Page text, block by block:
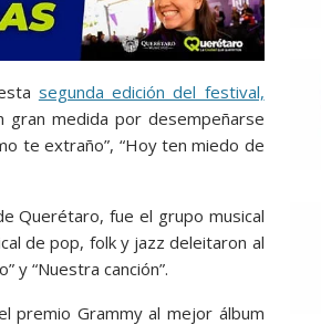
segunda edición del festival,
gran medida por desempeñarse
te extraño”, “Hoy ten miedo de
Querétaro, fue el grupo musical
de pop, folk y jazz deleitaron al
y “Nuestra canción”.
premio Grammy al mejor álbum